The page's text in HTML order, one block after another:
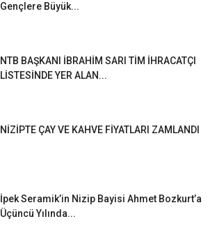
Gençlere Büyük...
NTB BAŞKANI İBRAHİM SARI TİM İHRACATÇI
LİSTESİNDE YER ALAN...
NİZİPTE ÇAY VE KAHVE FİYATLARI ZAMLANDI
İpek Seramik’in Nizip Bayisi Ahmet Bozkurt’a
Üçüncü Yılında...